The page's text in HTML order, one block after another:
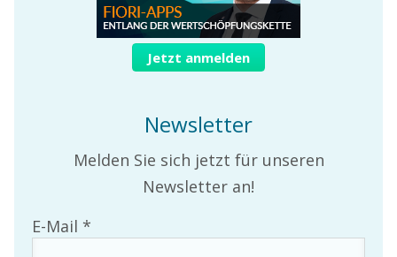
Jetzt anmelden
Newsletter
Melden Sie sich jetzt für unseren
Newsletter an!